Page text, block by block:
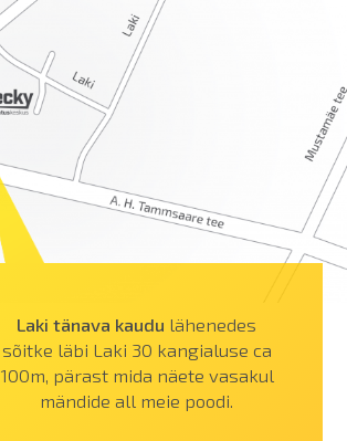
Laki tänava kaudu lähenedes
sõitke läbi Laki 30 kangialuse ca
100m, pärast mida näete vasakul
mändide all meie poodi.